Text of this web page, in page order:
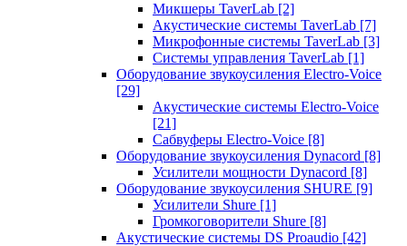
Микшеры TaverLab [2]
Акустические системы TaverLab [7]
Микрофонные системы TaverLab [3]
Системы управления TaverLab [1]
Оборудование звукоусиления Electro-Voice
[29]
Акустические системы Electro-Voice
[21]
Сабвуферы Electro-Voice [8]
Оборудование звукоусиления Dynacord [8]
Усилители мощности Dynacord [8]
Оборудование звукоусиления SHURE [9]
Усилители Shure [1]
Громкоговорители Shure [8]
Акустические системы DS Proaudio [42]